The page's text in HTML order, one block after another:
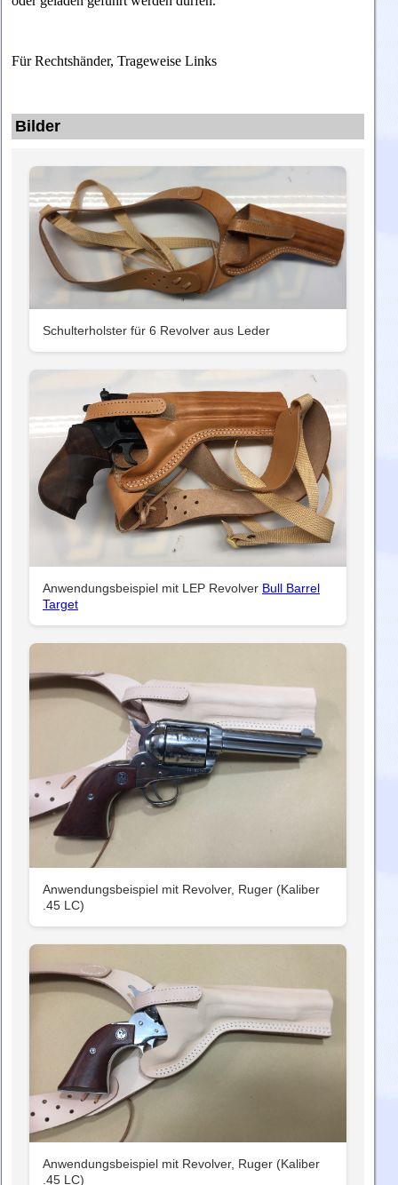
Für Rechtshänder, Trageweise Links
Bilder
Schulterholster für 6 Revolver aus Leder
Anwendungsbeispiel mit LEP Revolver Bull Barrel
Target
Anwendungsbeispiel mit Revolver, Ruger (Kaliber
.45 LC)
Anwendungsbeispiel mit Revolver, Ruger (Kaliber
.45 LC)